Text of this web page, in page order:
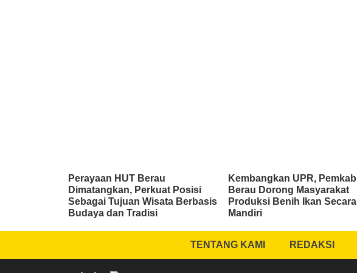
Perayaan HUT Berau
Dimatangkan, Perkuat Posisi
Sebagai Tujuan Wisata Berbasis
Budaya dan Tradisi
Kembangkan UPR, Pemkab
Berau Dorong Masyarakat
Produksi Benih Ikan Secara
Mandiri
TENTANG KAMI REDAKSI